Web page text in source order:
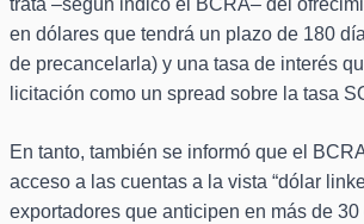
trata –según indicó el BCRA– del
en dólares que tendrá un plazo de 180
de precancelarla) y una tasa de interés
licitación como un spread sobre la tasa
En tanto, también se informó que el
acceso a las cuentas a la vista “dólar
exportadores que anticipen en más de